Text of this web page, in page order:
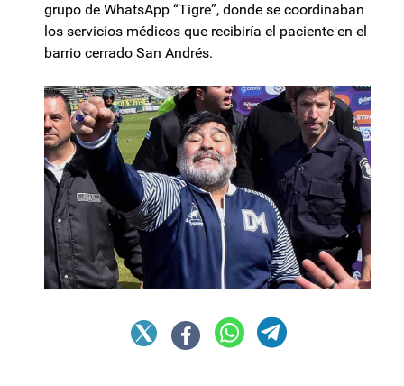
grupo de WhatsApp “Tigre”, donde se coordinaban
los servicios médicos que recibiría el paciente en el
barrio cerrado San Andrés.